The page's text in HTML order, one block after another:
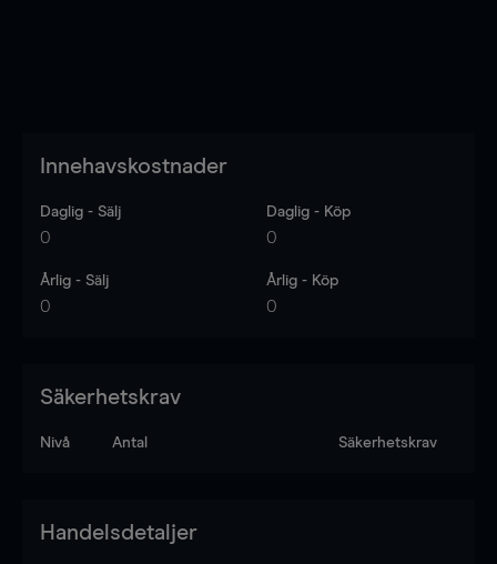
Innehavskostnader
Daglig - Sälj
0
Daglig - Köp
0
Årlig - Sälj
0
Årlig - Köp
0
Säkerhetskrav
Nivå Antal Säkerhetskrav
Handelsdetaljer